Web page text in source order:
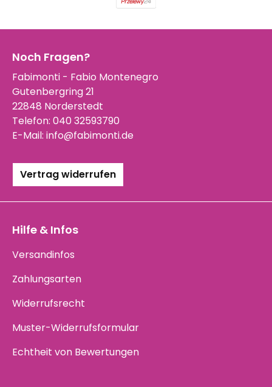
Noch Fragen?
Fabimonti - Fabio Montenegro
Gutenbergring 21
22848 Norderstedt
Telefon: 040 32593790
E-Mail: info@fabimonti.de
Vertrag widerrufen
Hilfe & Infos
Versandinfos
Zahlungsarten
Widerrufsrecht
Muster-Widerrufsformular
Echtheit von Bewertungen